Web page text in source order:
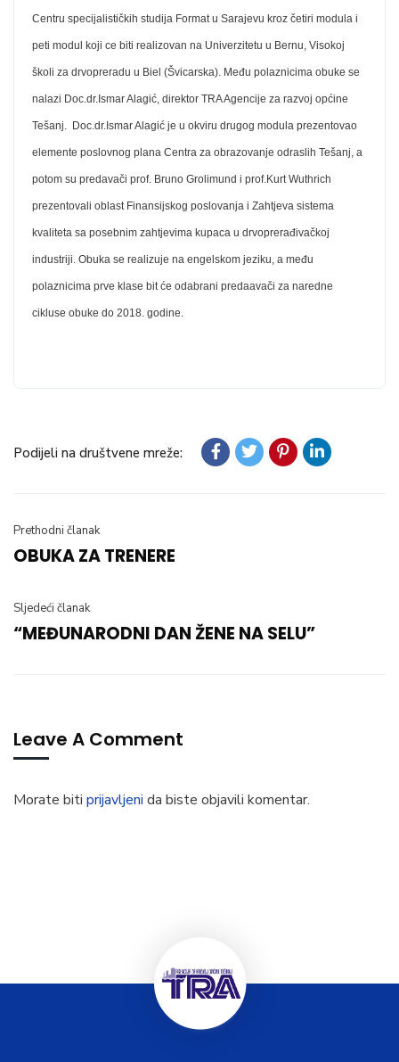
Centru specijalističkih studija Format u Sarajevu kroz četiri modula i
peti modul koji ce biti realizovan na Univerzitetu u Bernu, Visokoj
školi za drvopreradu u Biel (Švicarska). Među polaznicima obuke se
nalazi Doc.dr.Ismar Alagić, direktor TRA Agencije za razvoj općine
Tešanj. Doc.dr.Ismar Alagić je u okviru drugog modula prezentovao
elemente poslovnog plana Centra za obrazovanje odraslih Tešanj, a
potom su predavači prof. Bruno Grolimund i prof.Kurt Wuthrich
prezentovali oblast Finansijskog poslovanja i Zahtjeva sistema
kvaliteta sa posebnim zahtjevima kupaca u drvoprerađivačkoj
industriji. Obuka se realizuje na engelskom jeziku, a među
polaznicima prve klase bit će odabrani predaavači za naredne
cikluse obuke do 2018. godine.
Podijeli na društvene mreže:
Prethodni članak
OBUKA ZA TRENERE
Sljedeći članak
“MEĐUNARODNI DAN ŽENE NA SELU”
Leave A Comment
Morate biti prijavljeni da biste objavili komentar.